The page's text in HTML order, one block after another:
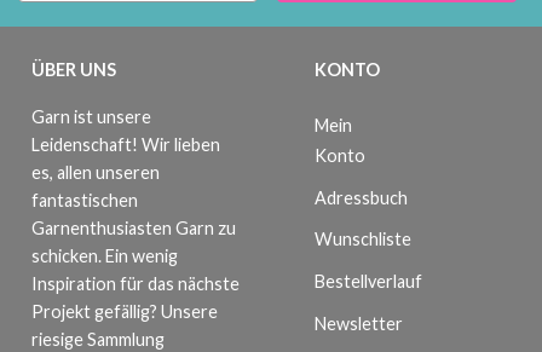
ÜBER UNS
Garn ist unsere
Leidenschaft! Wir lieben
es, allen unseren
fantastischen
Garnenthusiasten Garn zu
schicken. Ein wenig
Inspiration für das nächste
Projekt gefällig? Unsere
riesige Sammlung
KONTO
Mein
Konto
Adressbuch
Wunschliste
Bestellverlauf
Newsletter